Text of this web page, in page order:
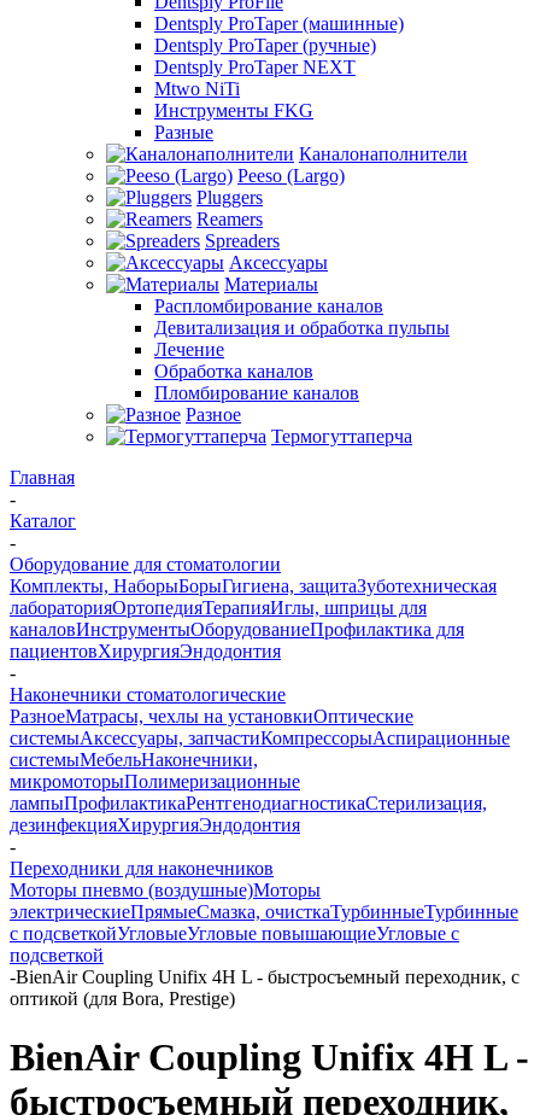
Dentsply ProTaper (машинные)
Dentsply ProTaper (ручные)
Dentsply ProTaper NEXT
Mtwo NiTi
Инструменты FKG
Разные
Каналонаполнители
Peeso (Largo)
Pluggers
Reamers
Spreaders
Аксессуары
Материалы
Распломбирование каналов
Девитализация и обработка пульпы
Лечение
Обработка каналов
Пломбирование каналов
Разное
Термогуттаперча
Главная
-
Каталог
-
Оборудование для стоматологии
Комплекты, НаборыБорыГигиена, защитаЗуботехническая
лабораторияОртопедияТерапияИглы, шприцы для
каналовИнструментыОборудованиеПрофилактика для
пациентовХирургияЭндодонтия
-
Наконечники стоматологические
РазноеМатрасы, чехлы на установкиОптические
системыАксессуары, запчастиКомпрессорыАспирационные
системыМебельНаконечники,
микромоторыПолимеризационные
лампыПрофилактикаРентгенодиагностикаСтерилизация,
дезинфекцияХирургияЭндодонтия
-
Переходники для наконечников
Моторы пневмо (воздушные)Моторы
электрическиеПрямыеСмазка, очисткаТурбинныеТурбинные
с подсветкойУгловыеУгловые повышающиеУгловые с
подсветкой
-BienAir Coupling Unifix 4H L - быстросъемный переходник, с
оптикой (для Bora, Prestige)
BienAir Coupling Unifix 4H L -
быстросъемный переходник,